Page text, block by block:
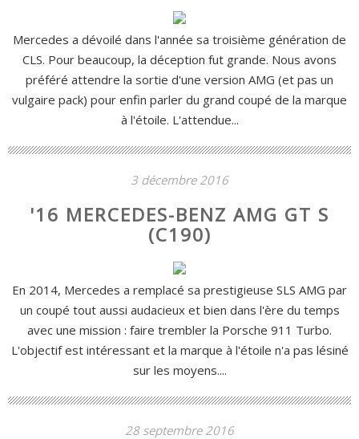
Mercedes a dévoilé dans l'année sa troisième génération de
CLS. Pour beaucoup, la déception fut grande. Nous avons
préféré attendre la sortie d'une version AMG (et pas un
vulgaire pack) pour enfin parler du grand coupé de la marque
à l'étoile. L'attendue...
3 décembre 2016
'16 MERCEDES-BENZ AMG GT S
(C190)
En 2014, Mercedes a remplacé sa prestigieuse SLS AMG par
un coupé tout aussi audacieux et bien dans l'ère du temps
avec une mission : faire trembler la Porsche 911 Turbo.
L'objectif est intéressant et la marque à l'étoile n'a pas lésiné
sur les moyens....
28 septembre 2016